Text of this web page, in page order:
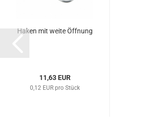
Haken mit weite Öffnung
11,63 EUR
0,12 EUR pro Stück